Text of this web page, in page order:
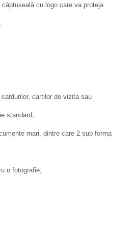
cu logo care va proteja
cartilor de vizita sau
standard;
mari, dintre care 2 sub forma
o fotografie;